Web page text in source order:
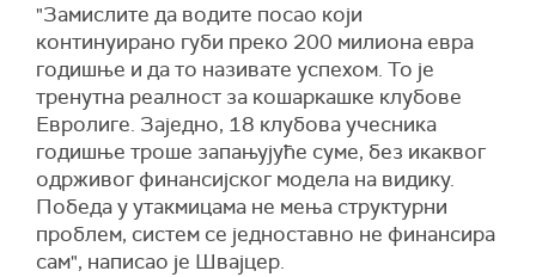
"Замислите да водите посао који
континуирано губи преко 200 милиона евра
годишње и да то називате успехом. То је
тренутна реалност за кошаркашке клубове
Евролиге. Заједно, 18 клубова учесника
годишње троше запањујуће суме, без икаквог
одрживог финансијског модела на видику.
Победа у утакмицама не мења структурни
проблем, систем се једноставно не финансира
сам", написао је Швајцер.